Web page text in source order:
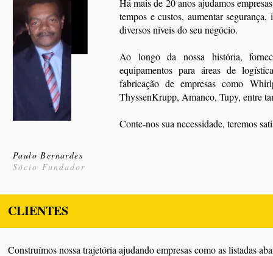
Há mais de 20 anos ajudamos
tempos e custos, aumentar
diversos níveis do seu negócio.
Ao longo da nossa história,
equipamentos para áreas de
fabricação de empresas como
ThyssenKrupp, Amanco, Tupy, entre
Conte-nos sua necessidade, teremos
Paulo Bernardes
Sócio Fundador
CLIENTES
Construímos nossa trajetória ajudando empresas como as listadas